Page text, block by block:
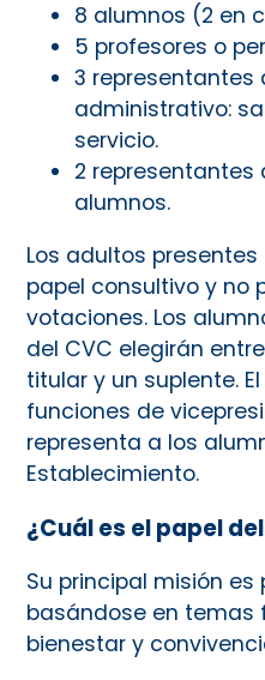
8 alumnos (2 en
5 profesores o
3 representantes
administrativo:
servicio.
2 representantes
alumnos.
Los adultos
papel consultivo y no
votaciones. Los
del CVC elegirán
titular y un suplente.
funciones de
representa a los
Establecimiento.
¿Cuál es el papel
Su principal misión
basándose en
bienestar y